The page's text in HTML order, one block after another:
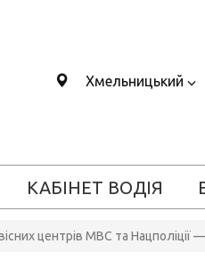
Хмельницький
КАБІНЕТ ВОДІЯ
центрів МВС та